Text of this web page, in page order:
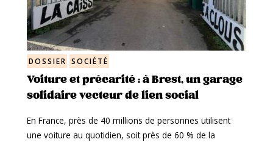
DOSSIER SOCIÉTÉ
Voiture et précarité : à Brest, un garage
solidaire vecteur de lien social
En France, près de 40 millions de personnes utilisent
une voiture au quotidien, soit près de 60 % de la